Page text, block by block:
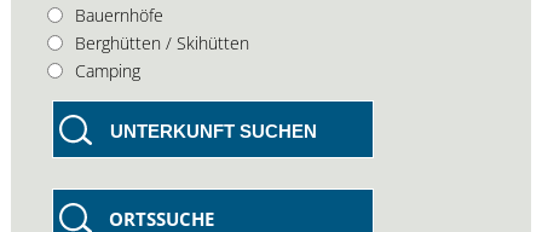
Bauernhöfe
Berghütten / Skihütten
Camping
UNTERKUNFT SUCHEN
ORTSSUCHE